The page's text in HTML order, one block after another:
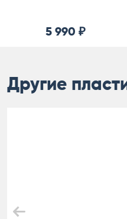
5 990 ₽
Другие